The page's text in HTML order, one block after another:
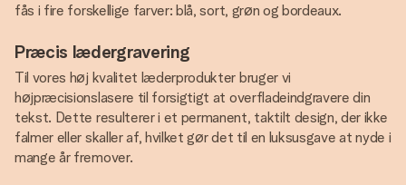
fås i fire forskellige farver: blå, sort, grøn og bordeaux.
Præcis lædergravering
Til vores høj kvalitet læderprodukter bruger vi
højpræcisionslasere til forsigtigt at overfladeindgravere din
tekst. Dette resulterer i et permanent, taktilt design, der ikke
falmer eller skaller af, hvilket gør det til en luksusgave at nyde i
mange år fremover.